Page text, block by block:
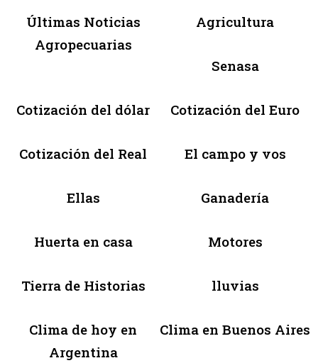
Últimas Noticias
Agropecuarias
Agricultura
Senasa
Cotización del dólar Cotización del Euro
Cotización del Real El campo y vos
Ellas Ganadería
Huerta en casa Motores
Tierra de Historias lluvias
Clima de hoy en
Argentina
Clima en Buenos Aires